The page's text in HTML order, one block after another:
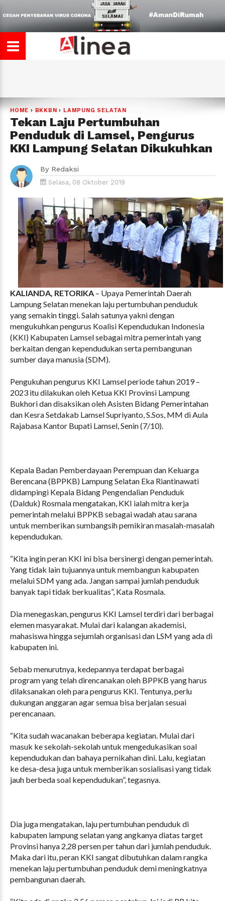
HOME › BKKBN › LAMPUNG SELATAN
Tekan Laju Pertumbuhan
Penduduk di Lamsel, Pengurus
KKI Lampung Selatan Dikukuhkan
By Redaksi
Selasa, 08 Oktober 2019
KALIANDA, RETORIKA – Upaya Pemerintah Daerah
Lampung Selatan menekan laju pertumbuhan penduduk
yang semakin tinggi. Salah satunya yakni dengan
mengukuhkan pengurus Koalisi Kependudukan Indonesia
(KKI) Kabupaten Lamsel sebagai mitra pemerintah yang
berkaitan dengan kependudukan serta pembangunan
sumber daya manusia (SDM).
Pengukuhan pengurus KKI Lamsel periode tahun 2019 –
2023 itu dilakukan oleh Ketua KKI Provinsi Lampung
Bukhori dan disaksikan oleh Asisten Bidang Pemerintahan
dan Kesra Setdakab Lamsel Supriyanto, S.Sos, MM di Aula
Rajabasa Kantor Bupati Lamsel, Senin (7/10).
Kepala Badan Pemberdayaan Perempuan dan Keluarga
Berencana (BPPKB) Lampung Selatan Eka Riantinawati
didampingi Kepala Bidang Pengendalian Penduduk
(Dalduk) Rosmala mengatakan, KKI ialah mitra kerja
pemerintah melalui BPPKB sebagai wadah atau sarana
untuk memberikan sumbangsih pemikiran masalah-masalah
kependudukan.
“Kita ingin peran KKI ini bisa bersinergi dengan pemerintah.
Yang tidak lain tujuannya untuk membangun kabupaten
melalui SDM yang ada. Jangan sampai jumlah penduduk
banyak tapi tidak berkualitas”, Kata Rosmala.
Dia menegaskan, pengurus KKI Lamsel terdiri dari berbagai
elemen masyarakat. Mulai dari kalangan akademisi,
mahasiswa hingga sejumlah organisasi dan LSM yang ada di
kabupaten ini.
Sebab menurutnya, kedepannya terdapat berbagai
program yang telah direncanakan oleh BPPKB yang harus
dilaksanakan oleh para pengurus KKI. Tentunya, perlu
dukungan anggaran agar semua bisa berjalan sesuai
perencanaan.
“Kita sudah wacanakan beberapa kegiatan. Mulai dari
masuk ke sekolah-sekolah untuk mengedukasikan soal
kependudukan dan bahaya pernikahan dini. Lalu, kegiatan
ke desa-desa juga untuk memberikan sosialisasi yang tidak
jauh berbeda soal kependudukan”, tegasnya.
Dia juga mengatakan, laju pertumbuhan penduduk di
kabupaten lampung selatan yang angkanya diatas target
Provinsi hanya 2,28 persen per tahun dari jumlah penduduk.
Maka dari itu, peran KKI sangat dibutuhkan dalam rangka
menekan laju pertumbuhan penduduk demi meningkatnya
pembangunan daerah.